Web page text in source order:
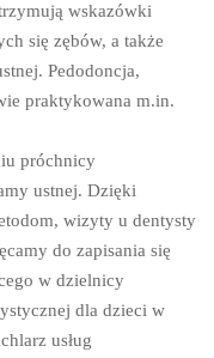
wskazówki
się zębów, a także
Pedodoncja,
praktykowana m.in.
próchnicy
ustnej. Dzięki
wizyty u dentysty
do zapisania się
w dzielnicy
dla dzieci w
usług